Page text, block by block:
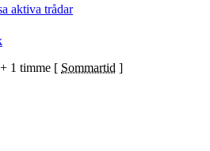
aktiva trådar
1 timme [ Sommartid ]